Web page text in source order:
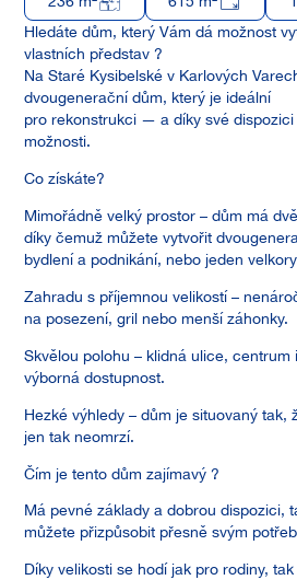
Hledáte dům, který Vám dá možnost
vlastních představ ?
Na Staré Kysibelské v Karlových
dvougenerační dům, který je ideální
pro rekonstrukci — a díky své
možnosti.
Co získáte?
Mimořádně velký prostor – dům má
díky čemuž můžete vytvořit
bydlení a podnikání, nebo jeden
Zahradu s příjemnou velikostí –
na posezení, gril nebo menší záhonky.
Skvělou polohu – klidná ulice, centrum
výborná dostupnost.
Hezké výhledy – dům je situovaný tak,
jen tak neomrzí.
Čím je tento dům zajímavý ?
Má pevné základy a dobrou dispozici,
můžete přizpůsobit přesně svým
Díky velikosti se hodí jak pro rodiny,